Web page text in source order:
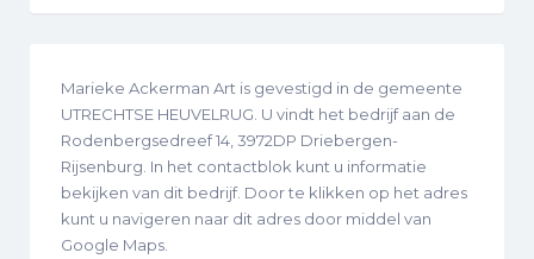
Marieke Ackerman Art is gevestigd in de gemeente
UTRECHTSE HEUVELRUG. U vindt het bedrijf aan de
Rodenbergsedreef 14, 3972DP Driebergen-
Rijsenburg. In het contactblok kunt u informatie
bekijken van dit bedrijf. Door te klikken op het adres
kunt u navigeren naar dit adres door middel van
Google Maps.